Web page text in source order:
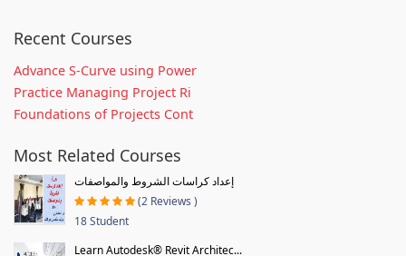
Recent Courses
Advance S-Curve using Power
Practice Managing Project Ri
Foundations of Projects Cont
Most Related Courses
إعداد كراسات الشروط والمواصفات
(2 Reviews )
18 Student
Learn Autodesk® Revit Architec...